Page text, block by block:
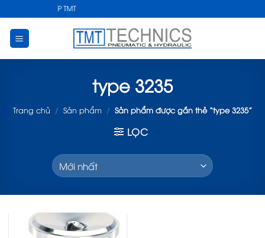
to
content
CÔNG NGHIỆP TMT
type 3235
Trang chủ / Sản phẩm / Sản phẩm được gắn thẻ “type 3235”
LỌC